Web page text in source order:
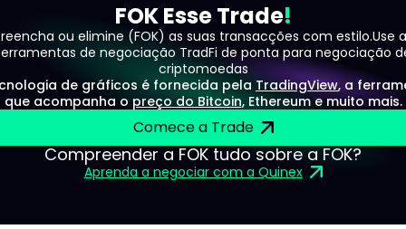
FOK Esse Trade
ou elimine (FOK) as suas transacções com estilo.Use
de negociação TradFi de ponta para negociação
criptomoedas
de gráficos é fornecida pela TradingView, a
que acompanha o preço do Bitcoin, Ethereum e muito mais.
Comece a Trade
Compreender a FOK tudo sobre a FOK?
Aprenda a negociar com a Quinex